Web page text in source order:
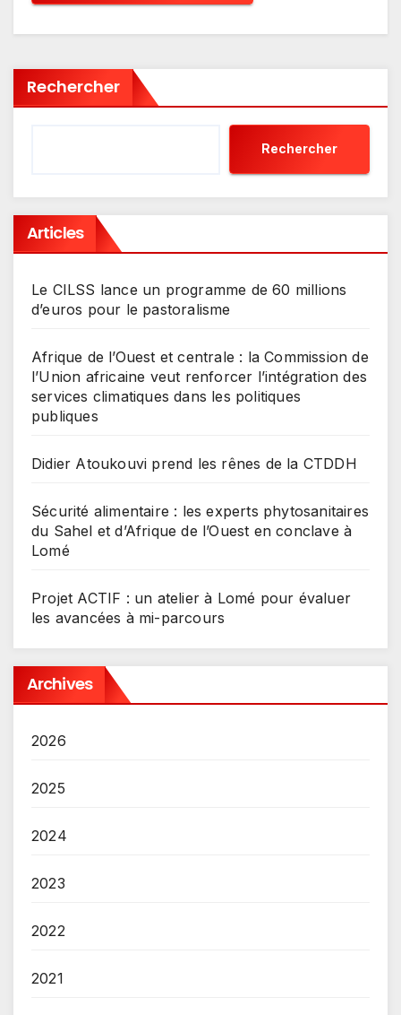
Rechercher
Rechercher
Articles
Le CILSS lance un programme de 60 millions
d’euros pour le pastoralisme
Afrique de l’Ouest et centrale : la Commission de
l’Union africaine veut renforcer l’intégration des
services climatiques dans les politiques
publiques
Didier Atoukouvi prend les rênes de la CTDDH
Sécurité alimentaire : les experts phytosanitaires
du Sahel et d’Afrique de l’Ouest en conclave à
Lomé
Projet ACTIF : un atelier à Lomé pour évaluer
les avancées à mi-parcours
Archives
2026
2025
2024
2023
2022
2021